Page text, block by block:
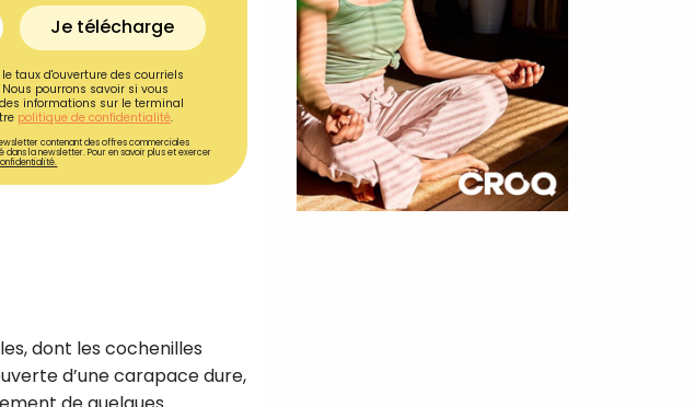
Je télécharge
taux d'ouverture des courriels
pourrons savoir si vous
informations sur le terminal
politique de confidentialité.
contenant des offres commerciales
dans la newsletter. Pour en savoir plus et exercer
dont les cochenilles
d’une carapace dure,
newsletter promotionnelle de